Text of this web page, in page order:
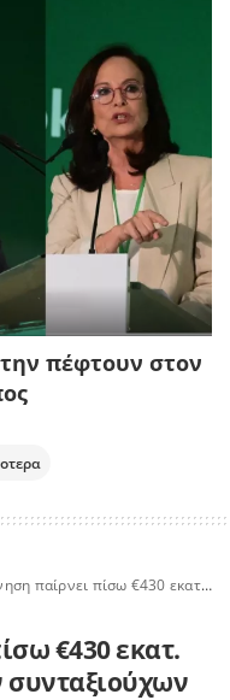
πέφτουν στον
πίσω €430 εκατ. από τα αναδρομικά των συνταξιούχων
€430 εκατ.